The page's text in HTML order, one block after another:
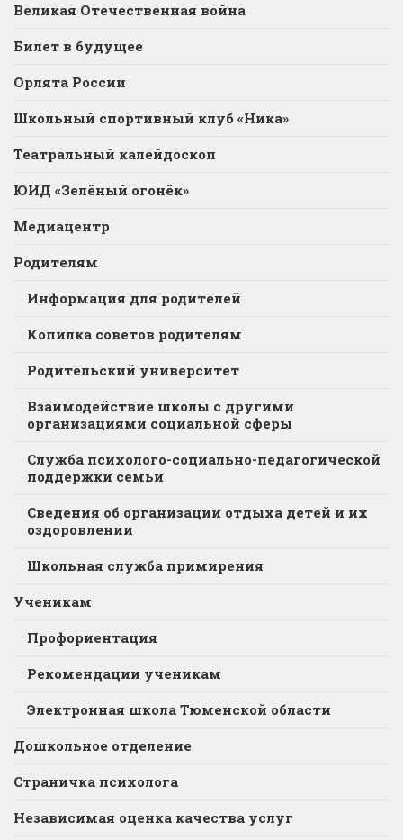
Великая Отечественная война
Билет в будущее
Орлята России
Школьный спортивный клуб «Ника»
Театральный калейдоскоп
ЮИД «Зелёный огонёк»
Медиацентр
Родителям
Информация для родителей
Копилка советов родителям
Родительский университет
Взаимодействие школы с другими
организациями социальной сферы
Служба психолого-социально-педагогической
поддержки семьи
Сведения об организации отдыха детей и их
оздоровлении
Школьная служба примирения
Ученикам
Профориентация
Рекомендации ученикам
Электронная школа Тюменской области
Дошкольное отделение
Страничка психолога
Независимая оценка качества услуг